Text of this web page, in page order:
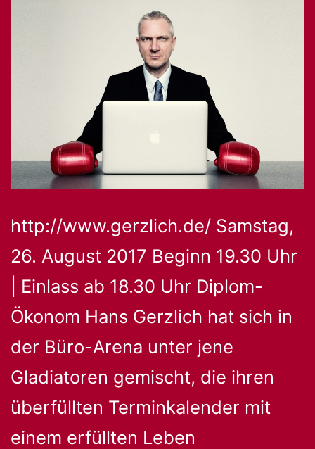
http://www.gerzlich.de/ Samstag,
26. August 2017 Beginn 19.30 Uhr
| Einlass ab 18.30 Uhr Diplom-
Ökonom Hans Gerzlich hat sich in
der Büro-Arena unter jene
Gladiatoren gemischt, die ihren
überfüllten Terminkalender mit
einem erfüllten Leben